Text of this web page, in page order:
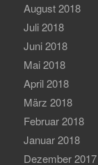
August 2018
Juli 2018
Juni 2018
Mai 2018
April 2018
März 2018
Februar 2018
Januar 2018
Dezember 2017